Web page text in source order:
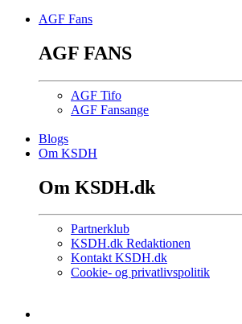
AGF Fans
AGF FANS
AGF Tifo
AGF Fansange
Blogs
Om KSDH
Om KSDH.dk
Partnerklub
KSDH.dk Redaktionen
Kontakt KSDH.dk
Cookie- og privatlivspolitik